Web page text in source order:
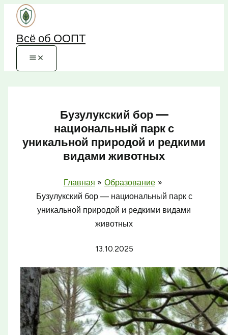
Перейти
содержимому
Всё об ООПТ
Бузулукский бор —
национальный парк с
уникальной природой и редкими
видами животных
Главная
Образование
Бузулукский бор — национальный парк с
уникальной природой и редкими видами
животных
13.10.2025